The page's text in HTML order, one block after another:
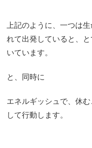
上記のように、一つは
れて出発していると、
いています。
と、同時に
エネルギッシュで、休
して行動します。